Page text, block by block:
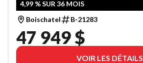
4,99 % SUR 36 MOIS
Boischatel
B-21283
47 949 $
VOIR LES DÉTAILS